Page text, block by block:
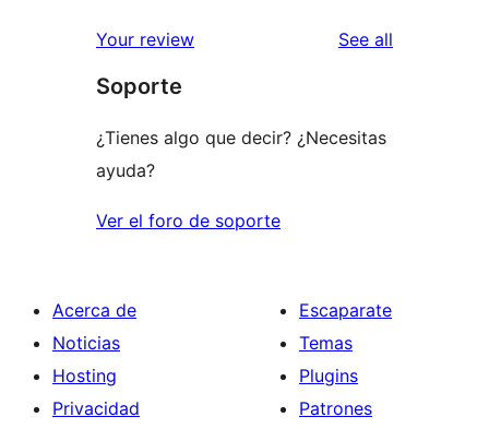
reviews
star
review
Your review See all
Soporte
¿Tienes algo que decir? ¿Necesitas
ayuda?
Ver el foro de soporte
Acerca de
Noticias
Hosting
Privacidad
Escaparate
Temas
Plugins
Patrones